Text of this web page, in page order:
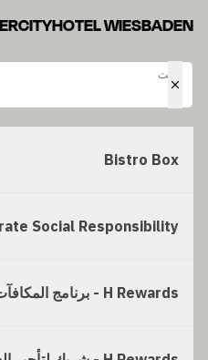
WIESBADEN
بحثبحث
Bistro Box
Social Responsibility
H Rewards - برنامج المكافآت الخاص بنا